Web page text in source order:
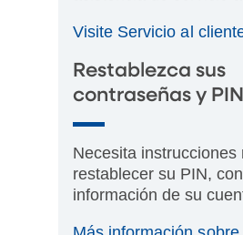
Visite Servicio al
Restablezca sus
contraseñas y PIN
Necesita instrucciones
restablecer su PIN,
información de su